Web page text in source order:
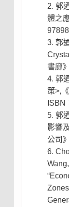
郭
體之
郭
書廊
郭
策>,
ISBN
郭
影響
公司